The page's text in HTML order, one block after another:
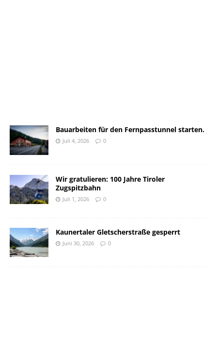
Bauarbeiten für den Fernpasstunnel starten.
Juli 4, 2026 0
Wir gratulieren: 100 Jahre Tiroler
Zugspitzbahn
Juli 1, 2026 0
Kaunertaler Gletscherstraße gesperrt
Juni 30, 2026 0